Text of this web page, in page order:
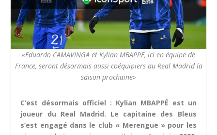
«Eduardo CAMAVINGA et Kylian MBAPPE, ici en équipe de
France, seront désormais aussi coéquipiers au Real Madrid la
saison prochaine»
C’est désormais officiel : Kylian MBAPPÉ est un
joueur du Real Madrid. Le capitaine des Bleus
s’est engagé dans le club « Merengue » pour les